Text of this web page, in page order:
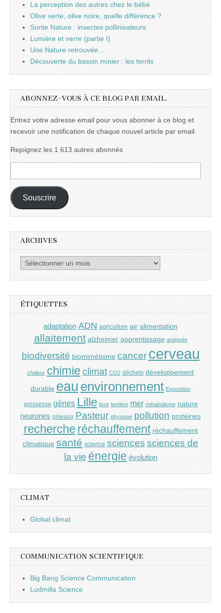
La perception des autres chez le bébé
Olive verte, olive noire, quelle différence ?
Sortie Nature : insectes pollinisateurs
Lumière et verre (partie I)
Une Nature retrouvée...
Découverte du bassin minier : les terrils
ABONNEZ-VOUS À CE BLOG PAR EMAIL.
Entrez votre adresse email pour vous abonner à ce blog et
recevoir une notification de chaque nouvel article par email.
Rejoignez les 1 613 autres abonnés
e-
mail :
Souscrire
ARCHIVES
Archives
ÉTIQUETTES
adaptation ADN agriculture air alimentation
allaitement alzheimer apprentissage araignée
biodiversité biomimétisme cancer cerveau
chaleur chimieclimat CO2 déchets développement
durable eau environnement Exposition
grossesse gènes Lille livre lumière mer métabolisme nature
neurones oiseaux Pasteur physique pollution protéines
recherche réchauffement réchauffement
climatique santé science sciences sciences de
la vie énergie évolution
CLIMAT
Global climat
COMMUNICATION SCIENTIFIQUE
Big Bang Science Communication
Ludmilla Science